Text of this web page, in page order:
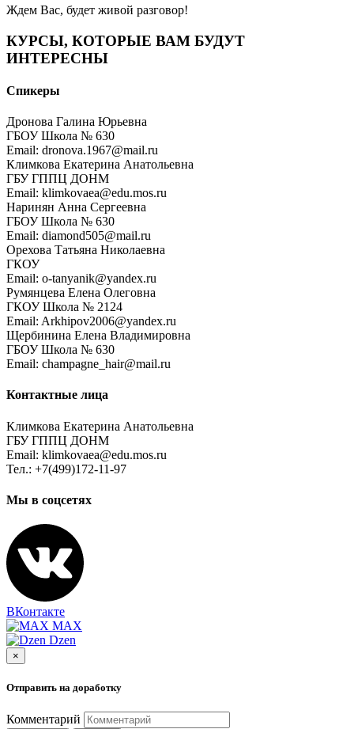
Ждем Вас, будет живой разговор!
КУРСЫ, КОТОРЫЕ ВАМ БУДУТ
ИНТЕРЕСНЫ
Спикеры
Дронова Галина Юрьевна
ГБОУ Школа № 630
Email: dronova.1967@mail.ru
Климкова Екатерина Анатольевна
ГБУ ГППЦ ДОНМ
Email: klimkovaea@edu.mos.ru
Наринян Анна Сергеевна
ГБОУ Школа № 630
Email: diamond505@mail.ru
Орехова Татьяна Николаевна
ГКОУ
Email: o-tanyanik@yandex.ru
Румянцева Елена Олеговна
ГКОУ Школа № 2124
Email: Arkhipov2006@yandex.ru
Щербинина Елена Владимировна
ГБОУ Школа № 630
Email: champagne_hair@mail.ru
Контактные лица
Климкова Екатерина Анатольевна
ГБУ ГППЦ ДОНМ
Email: klimkovaea@edu.mos.ru
Тел.: +7(499)172-11-97
Мы в соцсетях
ВКонтакте
MAX
Dzen
×
Отправить на доработку
Комментарий